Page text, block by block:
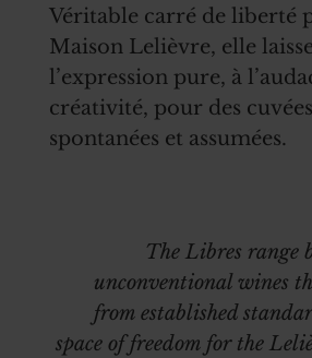
Véritable carré de liberté
Maison Lelièvre, elle
l’expression pure, à
créativité, pour des
spontanées et assumées.
The Libres range
unconventional wines
from established
space of freedom for the